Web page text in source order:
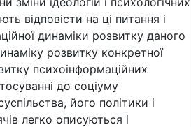
відповісти на ці питання і
динаміки розвитку даного
розвитку конкретної
психоінформаційних
до соціуму
його політики і
легко описуються і